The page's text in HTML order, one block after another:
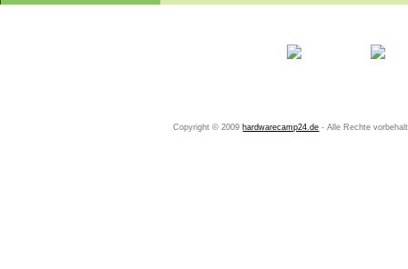
Copyright © 2009 hardwarecamp24.de - Alle Rechte